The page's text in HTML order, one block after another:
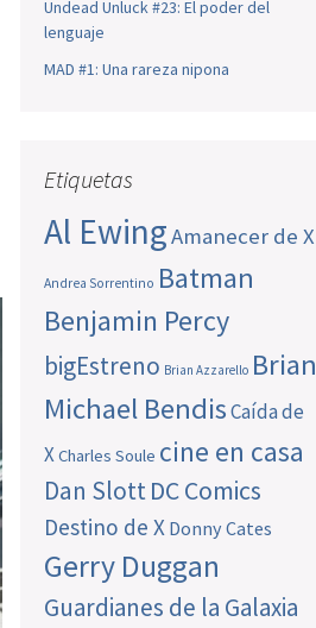
Undead Unluck #23: El poder del
lenguaje
MAD #1: Una rareza nipona
Etiquetas
Al EwingAmanecer de X
Andrea Sorrentino Batman
Benjamin Percy
bigEstreno Brian Azzarello Brian
Michael BendisCaída de
XCharles Soule cine en casa
Dan SlottDC Comics
Destino de X Donny Cates
Gerry Duggan
Guardianes de la Galaxia